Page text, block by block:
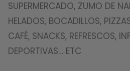
SUPERMERCADO, ZUMO DE
HELADOS, BOCADILLOS,
CAFÉ, SNACKS, REFRESCOS,
DEPORTIVAS… ETC